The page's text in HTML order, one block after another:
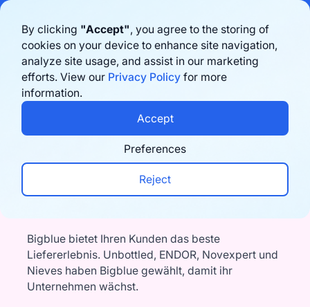
By clicking "Accept", you agree to the storing of
cookies on your device to enhance site navigation,
analyze site usage, and assist in our marketing
efforts. View our Privacy Policy for more
information.
Preferences
Reject
Accept
Benelux in 2026. Learn morehere
Book a demo
Schönheit + Wellness
Skalierbares Fulfillment
für Kosmetik und
Bigblue bietet Ihren Kunden das beste
Liefererlebnis. Unbottled, ENDOR, Novexpert und
Nieves haben Bigblue gewählt, damit ihr
Unternehmen wächst.